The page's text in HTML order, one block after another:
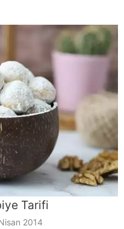
Tarifi
2014